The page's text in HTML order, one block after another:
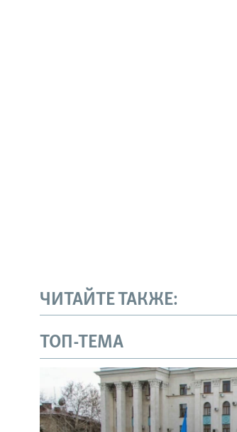
ЧИТАЙТЕ ТАКЖЕ:
ТОП-ТЕМА